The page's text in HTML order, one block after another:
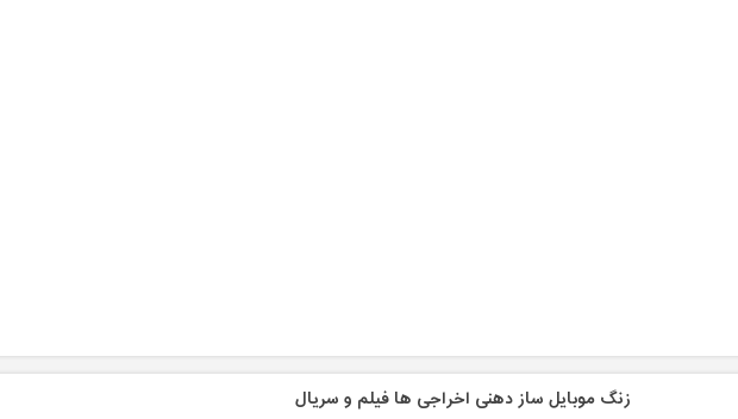
زنگ موبایل ساز دهنی اخراجی ها فیلم و سریال